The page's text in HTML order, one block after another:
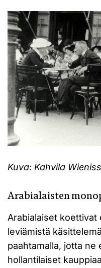
Kuva: Kahvila
Arabialaisten
Arabialaiset koettivat
leviämistä
paahtamalla, jotta ne
hollantilaiset